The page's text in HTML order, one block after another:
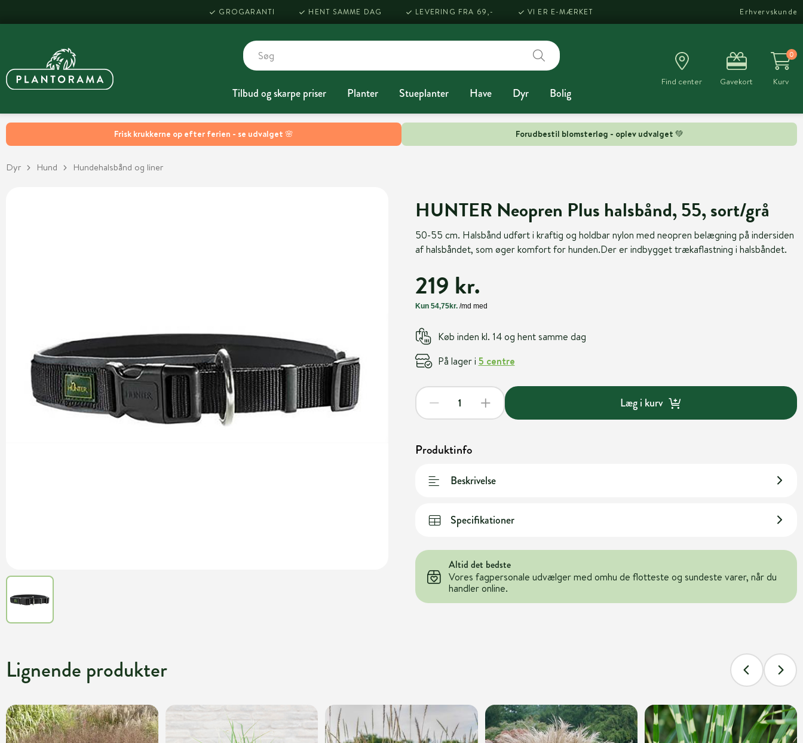
Frisk krukkerne op efter ferien - se udvalget 🌸 Forudbestil blomsterløg - oplev udvalget 💚
GROGARANTI HENT SAMME DAG LEVERING FRA 69,- VI ER E-MÆRKET Erhvervskunde
Tilbud og skarpe priser Planter Stueplanter Have Dyr Bolig
Find center Gavekort
0
Kurv
Dyr Hund Hundehalsbånd og liner
HUNTER Neopren Plus halsbånd, 55, sort/grå
50-55 cm. Halsbånd udført i kraftig og holdbar nylon med neopren belægning på indersiden
af halsbåndet, som øger komfort for hunden.Der er indbygget trækaflastning i halsbåndet.
219 kr.
Køb inden kl. 14 og hent samme dag
På lager i 5 centre
Læg i kurv
Produktinfo
Beskrivelse
Specifikationer
Altid det bedste
Vores fagpersonale udvælger med omhu de flotteste og sundeste varer, når du
handler online.
Lignende produkter